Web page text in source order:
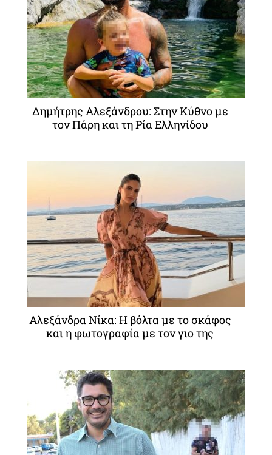
Δημήτρης Αλεξάνδρου: Στην Κύθνο με
τον Πάρη και τη Ρία Ελληνίδου
Αλεξάνδρα Νίκα: Η βόλτα με το σκάφος
και η φωτογραφία με τον γιο της